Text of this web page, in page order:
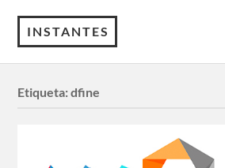
INSTANTES
Etiqueta:dfine